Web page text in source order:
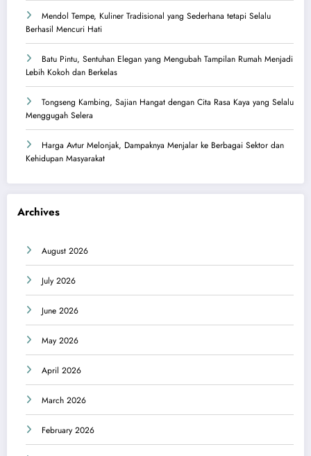
Mendol Tempe, Kuliner Tradisional yang Sederhana tetapi Selalu
Berhasil Mencuri Hati
Batu Pintu, Sentuhan Elegan yang Mengubah Tampilan Rumah Menjadi
Lebih Kokoh dan Berkelas
Tongseng Kambing, Sajian Hangat dengan Cita Rasa Kaya yang Selalu
Menggugah Selera
Harga Avtur Melonjak, Dampaknya Menjalar ke Berbagai Sektor dan
Kehidupan Masyarakat
Archives
August 2026
July 2026
June 2026
May 2026
April 2026
March 2026
February 2026